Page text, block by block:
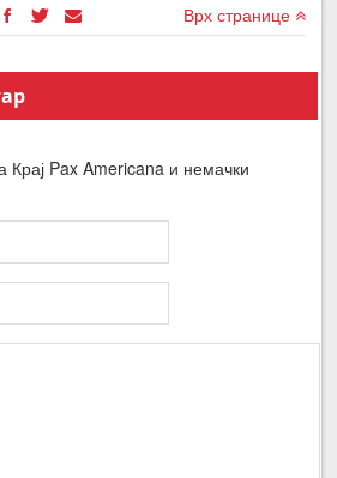
Врх странице
Крај Pax Americana и немачки